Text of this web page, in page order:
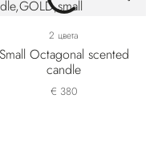
2 цвета
Small Octagonal scented
candle
€ 380